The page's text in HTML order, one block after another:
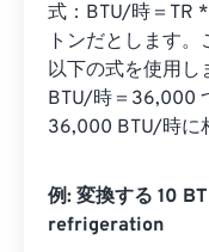
式：BTU/時＝TR
トンだとします
以下の式を使用
BTU/時＝36,000
36,000 BTU/時に
例: 変換する 10
refrigeration